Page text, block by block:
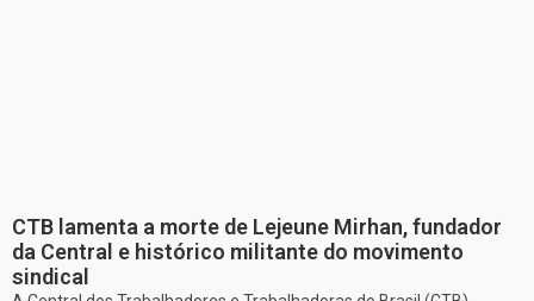
CTB lamenta a morte de Lejeune Mirhan, fundador
da Central e histórico militante do movimento
sindical